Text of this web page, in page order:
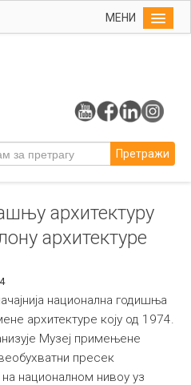
МЕНИ
Претражи
архитектуру
архитектуре
национална годишња
архитектуре коју од 1974.
Музеј примењене
пресек
националном нивоу уз